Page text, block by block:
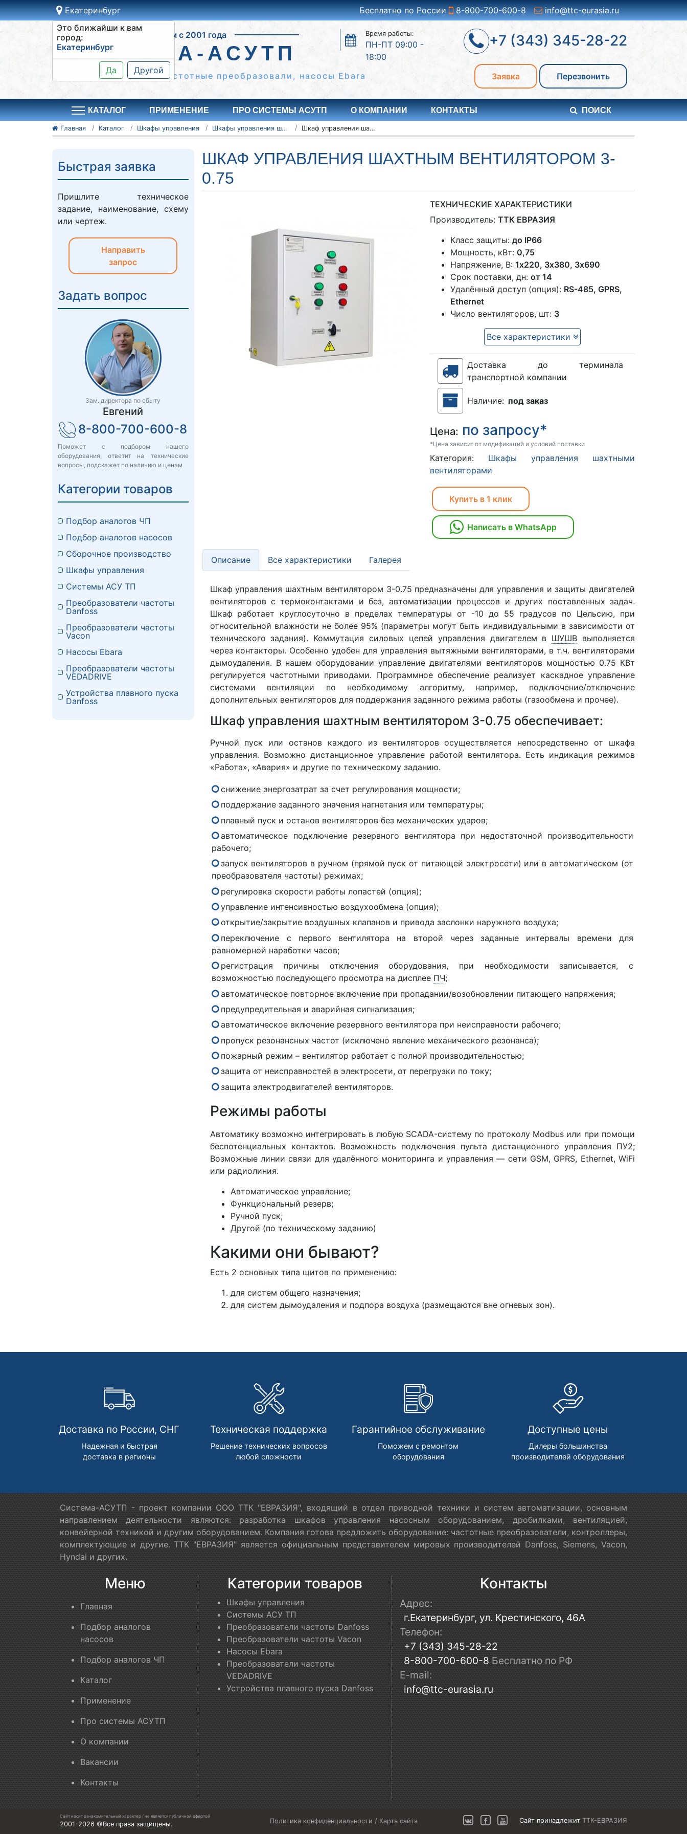
Екатеринбург
Это ближайши к вам
город:
Екатеринбург
Да Другой
Бесплатно по России 8-800-700-600-8 info@ttc-eurasia.ru
Работаем с 2001 года
СИСТЕМА-АСУТП
Время работы:
ПН-ПТ 09:00 -
18:00
Шкафы управления, частотные преобразовали, насосы Ebara
+7 (343) 345-28-22
Заявка Перезвонить
КАТАЛОГ ПРИМЕНЕНИЕ ПРО СИСТЕМЫ АСУТП О КОМПАНИИ КОНТАКТЫ ПОИСК
Главная Каталог Шкафы управления Шкафы управления шахтными вентиляторами Шкаф управления шахтным вентилятором 3-0.75
ШКАФ УПРАВЛЕНИЯ ШАХТНЫМ ВЕНТИЛЯТОРОМ 3-
0.75
ТЕХНИЧЕСКИЕ ХАРАКТЕРИСТИКИ
Производитель:ТТК ЕВРАЗИЯ
Класс защиты:до IP66
Мощность, кВт:0,75
Напряжение, В:1x220, 3х380, 3х690
Срок поставки, дн:от 14
Удалённый доступ (опция): RS-485, GPRS,
Ethernet
Число вентиляторов, шт: 3
Все характеристики
Доставка до терминала
транспортной компании
Наличие: под заказ
Цена: по запросу*
*Цена зависит от модификаций и условий поставки
Категория: Шкафы управления шахтными
вентиляторами
Купить в 1 клик
Написать в WhatsApp
Описание Все характеристики Галерея
Шкаф управления шахтным вентилятором 3-0.75 предназначены для управления и защиты двигателей
вентиляторов с термоконтактами и без, автоматизации процессов и других поставленных задач.
Шкаф работает круглосуточно в пределах температуры от -10 до 55 градусов по Цельсию, при
относительной влажности не более 95% (параметры могут быть индивидуальными в зависимости от
технического задания). Коммутация силовых цепей управления двигателем в ШУШВ выполняется
через контакторы. Особенно удобен для управления вытяжными вентиляторами, в т.ч. вентиляторами
дымоудаления. В нашем оборудовании управление двигателями вентиляторов мощностью 0.75 КВт
регулируется частотными приводами. Программное обеспечение реализует каскадное управление
системами вентиляции по необходимому алгоритму, например, подключение/отключение
дополнительных вентиляторов для поддержания заданного режима работы (газообмена и прочее).
Шкаф управления шахтным вентилятором 3-0.75 обеспечивает:
Ручной пуск или останов каждого из вентиляторов осуществляется непосредственно от шкафа
управления. Возможно дистанционное управление работой вентилятора. Есть индикация режимов
«Работа», «Авария» и другие по техническому заданию.
снижение энергозатрат за счет регулирования мощности;
поддержание заданного значения нагнетания или температуры;
плавный пуск и останов вентиляторов без механических ударов;
автоматическое подключение резервного вентилятора при недостаточной производительности
рабочего;
запуск вентиляторов в ручном (прямой пуск от питающей электросети) или в автоматическом (от
преобразователя частоты) режимах;
регулировка скорости работы лопастей (опция);
управление интенсивностью воздухообмена (опция);
открытие/закрытие воздушных клапанов и привода заслонки наружного воздуха;
переключение с первого вентилятора на второй через заданные интервалы времени для
равномерной наработки часов;
регистрация причины отключения оборудования, при необходимости записывается, с
возможностью последующего просмотра на дисплее ПЧ;
автоматическое повторное включение при пропадании/возобновлении питающего напряжения;
предупредительная и аварийная сигнализация;
автоматическое включение резервного вентилятора при неисправности рабочего;
пропуск резонансных частот (исключено явление механического резонанса);
пожарный режим – вентилятор работает с полной производительностью;
защита от неисправностей в электросети, от перегрузки по току;
защита электродвигателей вентиляторов.
Режимы работы
Автоматику возможно интегрировать в любую SCADA-систему по протоколу Modbus или при помощи
беспотенциальных контактов. Возможность подключения пульта дистанционного управления ПУ2;
Возможные линии связи для удалённого мониторинга и управления — сети GSM, GPRS, Ethernet, WiFi
или радиолиния.
Автоматическое управление;
Функциональный резерв;
Ручной пуск;
Другой (по техническому заданию)
Какими они бывают?
Есть 2 основных типа щитов по применению:
для систем общего назначения;
для систем дымоудаления и подпора воздуха (размещаются вне огневых зон).
Быстрая заявка
Пришлите техническое
задание, наименование, схему
или чертеж.
Направить
запрос
Задать вопрос
Зам. директора по сбыту
Евгений
8-800-700-600-8
Поможет с подбором нашего
оборудования, ответит на технические
вопросы, подскажет по наличию и ценам
Категории товаров
Подбор аналогов ЧП
Подбор аналогов насосов
Сборочное производство
Шкафы управления
Системы АСУ ТП
Преобразователи частоты
Danfoss
Преобразователи частоты
Vacon
Насосы Ebara
Преобразователи частоты
VEDADRIVE
Устройства плавного пуска
Danfoss
Доставка по России, СНГ
Надежная и быстрая
доставка в регионы
Техническая поддержка
Решение технических вопросов
любой сложности
Гарантийное обслуживание
Поможем с ремонтом
оборудования
Доступные цены
Дилеры большинства
производителей оборудования
Система-АСУТП - проект компании ООО ТТК "ЕВРАЗИЯ", входящий в отдел приводной техники и систем автоматизации, основным
направлением деятельности являются: разработка шкафов управления насосным оборудованием, дробилками, вентиляцией,
конвейерной техникой и другим оборудованием. Компания готова предложить оборудование: частотные преобразователи, контроллеры,
комплектующие и другие. ТТК "ЕВРАЗИЯ" является официальным представителем мировых производителей Danfoss, Siemens, Vacon,
Hyndai и других.
Меню
Главная
Подбор аналогов
насосов
Подбор аналогов ЧП
Каталог
Применение
Про системы АСУТП
О компании
Вакансии
Контакты
Категории товаров
Шкафы управления
Системы АСУ ТП
Преобразователи частоты Danfoss
Преобразователи частоты Vacon
Насосы Ebara
Преобразователи частоты
VEDADRIVE
Устройства плавного пуска Danfoss
Контакты
Адрес:
г.Екатеринбург, ул. Крестинского, 46А
Телефон:
+7 (343) 345-28-22
8-800-700-600-8 Бесплатно по РФ
E-mail:
info@ttc-eurasia.ru
Сайт носит ознакомительный характер / не является публичной офертой
2001-2026 ©Все права защищены. Политика конфиденциальности / Карта сайта Сайт принадлежит ТТК-ЕВРАЗИЯ